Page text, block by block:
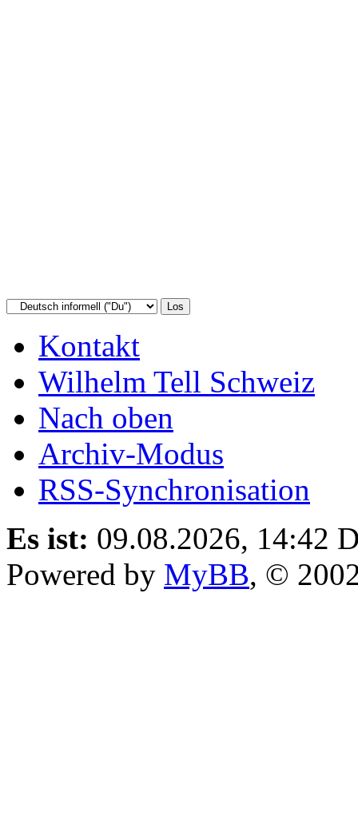
Kontakt
Wilhelm Tell Schweiz
Nach oben
Archiv-Modus
RSS-Synchronisation
Es ist: 09.08.2026, 14:42
Powered by MyBB, ©